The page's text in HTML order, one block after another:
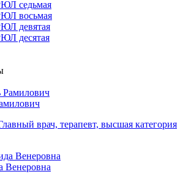
врач, терапевт, высшая категория
Венеровна